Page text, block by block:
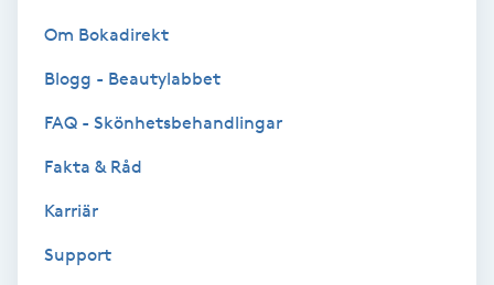
Volymfransar
Yoga
Om Bokadirekt
Blogg - Beautylabbet
FAQ - Skönhetsbehandlingar
Fakta & Råd
Karriär
Support